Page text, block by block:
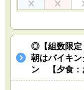
◎【組数限定
朝はバイキ
ン 【夕食：